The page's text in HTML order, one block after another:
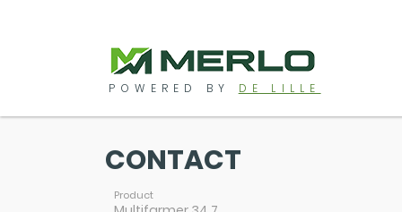
POWERED BY DE LILLE
CONTACT
Product